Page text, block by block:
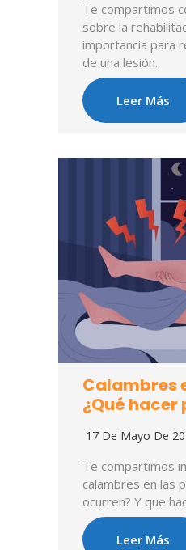
Te compartimos
sobre la
importancia para
de una lesión.
Leer Más
Calambres
¿Qué
17 De Mayo De
Te compartimos
calambres en las
ocurren? Y que
Leer Más